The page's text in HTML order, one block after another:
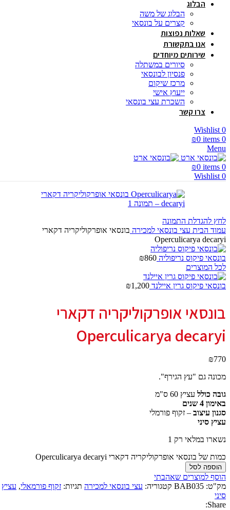
הבלוג
הבלוג של משה
קצרים על בונסאי
שאלות נפוצות
אנו בתקשורת
שירותים מיוחדים
סיורים במשתלה
פנסיון לבונסאי
מרכז שיקום
ייעוץ אישי
השכרת עצי בונסאי
צרו קשר
0
Wishlist
0
items
₪0
Menu
0
items
₪0
0
Wishlist
לחץ להגדלת התמונה
עמוד הבית עצי בונסאי למכירה בונסאי אופרקוליקריה דקארי
Operculicarya decaryi
בונסאי פיקוס נריפוליה ₪860
לכל המוצרים
בונסאי פיקוס גרין איילנד ₪1,200
בונסאי אופרקוליקריה דקארי
Operculicarya decaryi
₪770
מכונה גם "עץ הגירף".
גובה כולל עציץ 60 ס"מ
באימון 4 שנים
סגנון עיצוב – זקוף פורמלי
עציץ סיני
נשארו במלאי רק 1
כמות של בונסאי אופרקוליקריה דקארי Operculicarya decaryi
הוספה לסל
הוסף למוצרים שאהבתי
מק"ט: BAB035 קטגוריה: עצי בונסאי למכירה תגיות: זקוף פורמאלי, עציץ
סיני
Share: